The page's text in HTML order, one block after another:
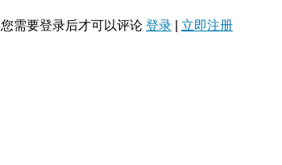
您需要登录后才可以评论 登录 立即注册